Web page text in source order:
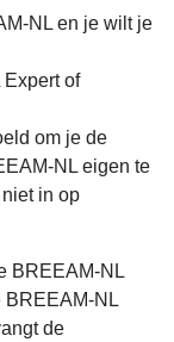
NL en je wilt je
of
om je de
NL eigen te
in op
BREEAM-NL
BREEAM-NL
de